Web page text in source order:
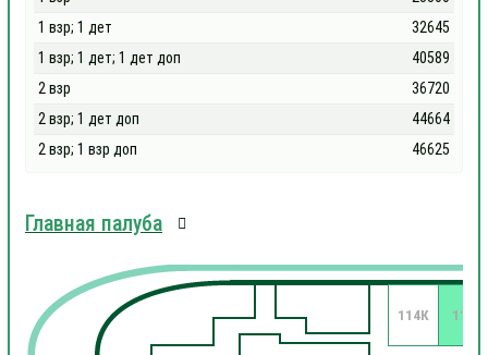
1 взр; 1 дет
32645
1 взр; 1 дет; 1 дет доп
40589
2 взр
36720
2 взр; 1 дет доп
44664
2 взр; 1 взр доп
46625
Главная палуба
112
114К